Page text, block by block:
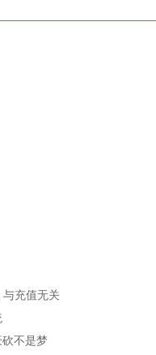
充值无关
不是梦